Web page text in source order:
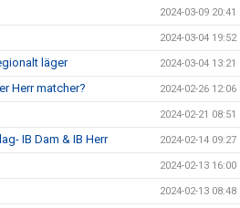
2024-03-09 20:41
2024-03-04 19:52
läger 2024-03-04 13:21
Herr matcher? 2024-02-26 12:06
2024-02-21 08:51
IB Dam & IB Herr 2024-02-14 09:27
2024-02-13 16:00
2024-02-13 08:48